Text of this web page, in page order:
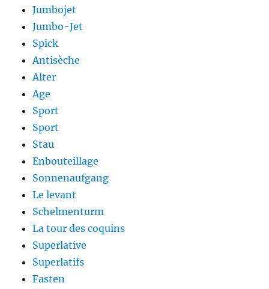
Jumbojet
Jumbo-Jet
Spick
Antisèche
Alter
Age
Sport
Sport
Stau
Enbouteillage
Sonnenaufgang
Le levant
Schelmenturm
La tour des coquins
Superlative
Superlatifs
Fasten